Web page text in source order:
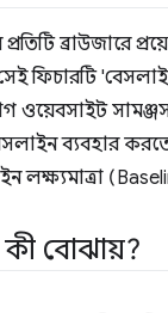
প্রতিটি
ফিচারটি
ওয়েবসাইট
ব্যবহার
লক্ষ্যমাত্রা
কী বোঝায়?